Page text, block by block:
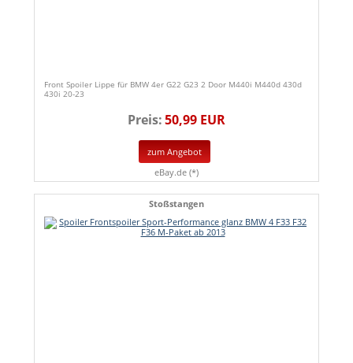
Front Spoiler Lippe für BMW 4er G22 G23 2 Door M440i M440d 430d
430i 20-23
Preis:50,99 EUR
zum Angebot
eBay.de (*)
Stoßstangen